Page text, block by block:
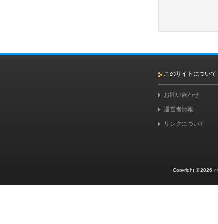
このサイトについて
お問い合わせ
運営者情報
リンクについて
Copyright © 2026